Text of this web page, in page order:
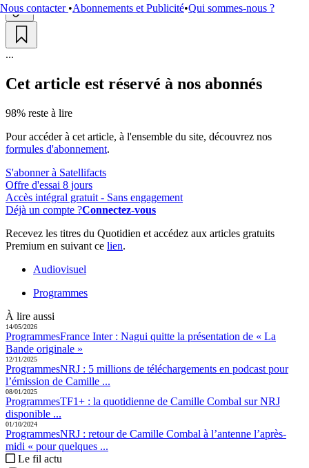
Nous contacter •Abonnements et Publicité•Qui sommes-nous ?
...
Cet article est réservé à nos abonnés
98% reste à lire
Pour accéder à cet article, à l'ensemble du site, découvrez nos
formules d'abonnement.
S'abonner à Satellifacts
Offre d'essai 8 jours
Accès intégral gratuit - Sans engagement
Déjà un compte ?Connectez-vous
Recevez les titres du Quotidien et accédez aux articles gratuits
Premium en suivant ce lien.
Audiovisuel
Programmes
À lire aussi
14/05/2026
ProgrammesFrance Inter : Nagui quitte la présentation de « La
Bande originale »
12/11/2025
ProgrammesNRJ : 5 millions de téléchargements en podcast pour
l’émission de Camille ...
08/01/2025
ProgrammesTF1+ : la quotidienne de Camille Combal sur NRJ
disponible ...
01/10/2024
ProgrammesNRJ : retour de Camille Combal à l’antenne l’après-
midi « pour quelques ...
Le fil actu